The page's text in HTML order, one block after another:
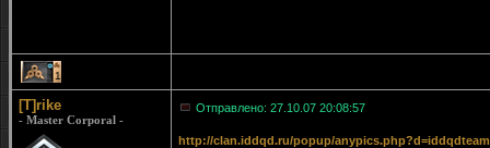
1
[T]rike
- Master Corporal -
Отправлено: 27.10.07 20:08:57
http://clan.iddqd.ru/popup/